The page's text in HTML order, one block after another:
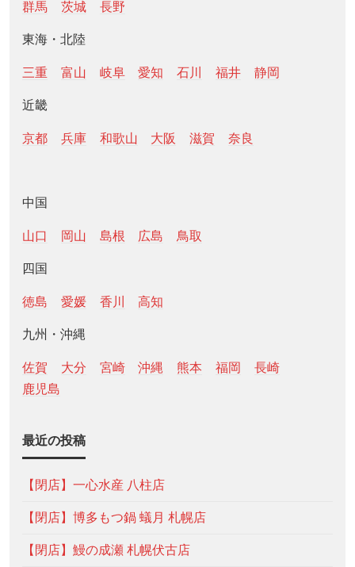
群馬
茨城 長野
東海・北陸
三重 富山 岐阜 愛知 石川 福井 静岡
近畿
京都 兵庫 和歌山 大阪 滋賀 奈良
中国
山口 岡山 島根 広島 鳥取
四国
徳島 愛媛 香川 高知
九州・沖縄
佐賀 大分 宮崎 沖縄 熊本 福岡
長崎
鹿児島
最近の投稿
【閉店】一心水産 八柱店
【閉店】博多もつ鍋 蟻月 札幌店
【閉店】鰻の成瀬 札幌伏古店